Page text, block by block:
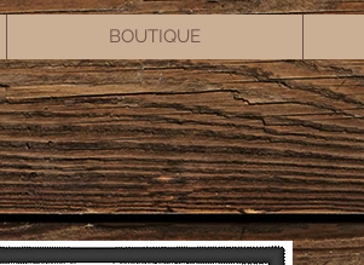
BOUTIQUE